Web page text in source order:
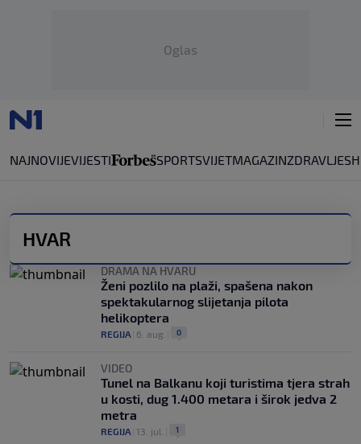
Oglas
NAJNOVIJEVIJESTI SPORTSVIJETMAGAZINZDRAVLJE
HVAR
DRAMA NA HVARU
Ženi pozlilo na plaži, spašena nakon
spektakularnog slijetanja pilota
helikoptera
REGIJA 6. aug. 0
VIDEO
Tunel na Balkanu koji turistima tjera strah
u kosti, dug 1.400 metara i širok jedva 2
metra
REGIJA 13. jul. 1